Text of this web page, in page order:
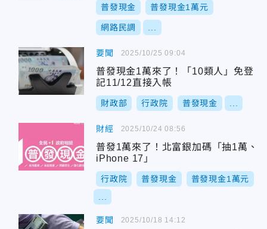
普發現金 普發現金1萬元
網路民調
要聞
普發現金1萬來了！「10類人」免登
記11/12直接入帳
財政部 行政院 普發現金
2025/10/25 09:04
財經
普發1萬來了！北富銀加碼「抽1萬、
iPhone 17」
行政院 普發現金 普發現金1萬元
2025/10/24 08:56
要聞 2025/10/18 14:12